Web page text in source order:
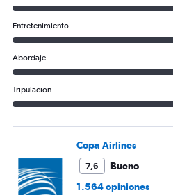
Entretenimiento
Abordaje
Tripulación
Copa Airlines
7,6
Bueno
1.564 opiniones